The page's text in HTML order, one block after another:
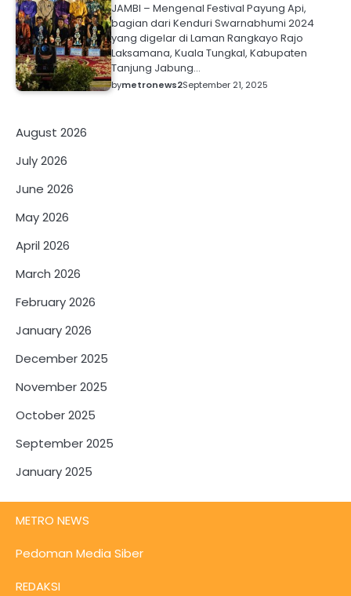
JAMBI – Mengenal Festival Payung Api,
bagian dari Kenduri Swarnabhumi 2024
yang digelar di Laman Rangkayo Rajo
Laksamana, Kuala Tungkal, Kabupaten
Tanjung Jabung…
bymetronews2September 21, 2025
August 2026
July 2026
June 2026
May 2026
April 2026
March 2026
February 2026
January 2026
December 2025
November 2025
October 2025
September 2025
January 2025
METRO NEWS
Pedoman Media Siber
REDAKSI